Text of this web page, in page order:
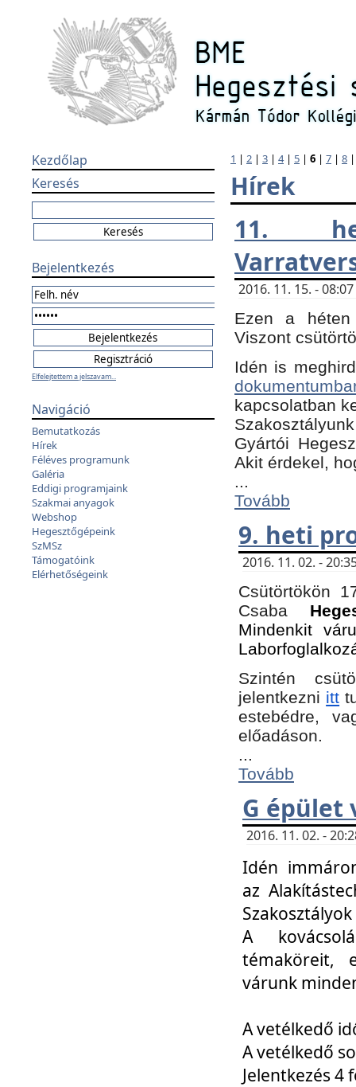
Kezdőlap
Keresés
Bejelentkezés
Elfelejtettem a jelszavam...
Navigáció
Bemutatkozás
Hírek
Féléves programunk
Galéria
Eddigi programjaink
Szakmai anyagok
Webshop
Hegesztőgépeink
SzMSz
Támogatóink
Elérhetőségeink
1 | 2 | 3 | 4| 5 | 6 | 7 | 8
Hírek
11.
2016. 11. 15. -
Ezen a héten
Viszont
Idén is
kapcsolatban
Gyártói
Akit érdekel,
...
Tovább
9. heti
2016. 11. 02. -
Csütörtökön
Csaba
Mindenkit
Szintén
jelentkezni itt
estebédre,
előadáson.
...
Tovább
G épület
2016. 11. 02. -
Idén
az
A
témaköreit,
várunk
A vetélkedő
A vetélkedő
Jelentkezés 4